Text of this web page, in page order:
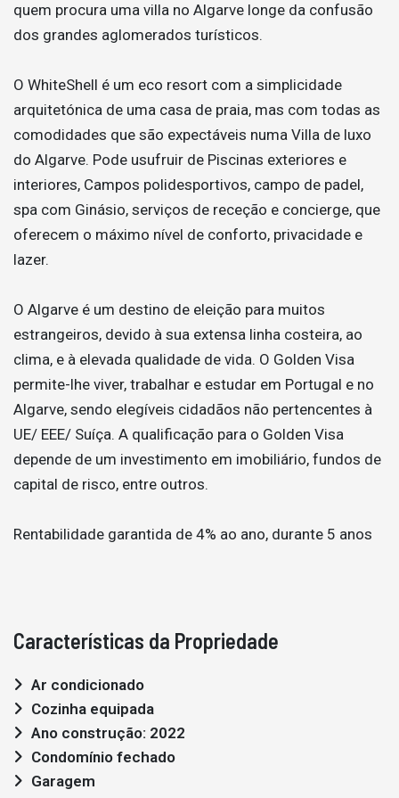
quem procura uma villa no Algarve longe da confusão
dos grandes aglomerados turísticos.
O WhiteShell é um eco resort com a simplicidade
arquitetónica de uma casa de praia, mas com todas as
comodidades que são expectáveis numa Villa de luxo
do Algarve. Pode usufruir de Piscinas exteriores e
interiores, Campos polidesportivos, campo de padel,
spa com Ginásio, serviços de receção e concierge, que
oferecem o máximo nível de conforto, privacidade e
lazer.
O Algarve é um destino de eleição para muitos
estrangeiros, devido à sua extensa linha costeira, ao
clima, e à elevada qualidade de vida. O Golden Visa
permite-lhe viver, trabalhar e estudar em Portugal e no
Algarve, sendo elegíveis cidadãos não pertencentes à
UE/ EEE/ Suíça. A qualificação para o Golden Visa
depende de um investimento em imobiliário, fundos de
capital de risco, entre outros.
Rentabilidade garantida de 4% ao ano, durante 5 anos
Características da Propriedade
Ar condicionado
Cozinha equipada
Ano construção: 2022
Condomínio fechado
Garagem